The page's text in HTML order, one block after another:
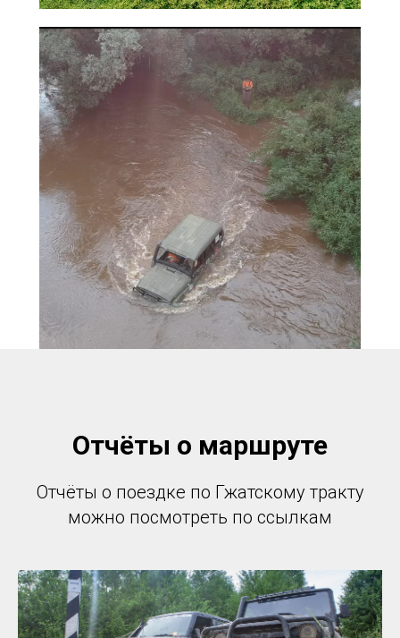
Отчёты о маршруте
Отчёты о поездке по Гжатскому тракту
можно посмотреть по ссылкам